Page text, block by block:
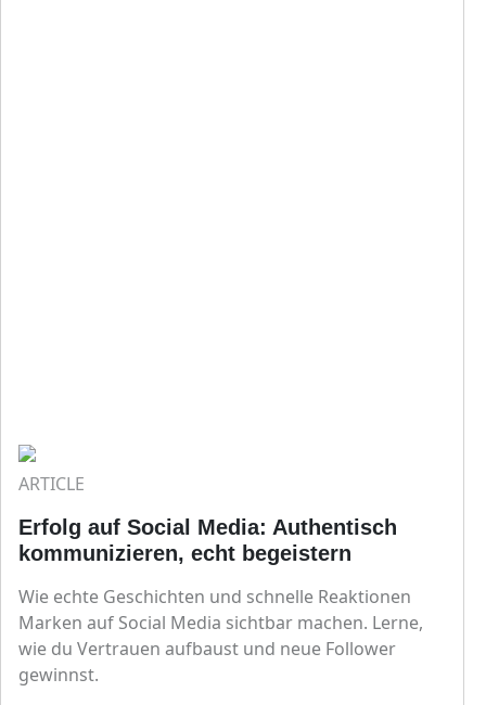
ARTICLE
Erfolg auf Social Media: Authentisch
kommunizieren, echt begeistern
Wie echte Geschichten und schnelle Reaktionen
Marken auf Social Media sichtbar machen. Lerne,
wie du Vertrauen aufbaust und neue Follower
gewinnst.